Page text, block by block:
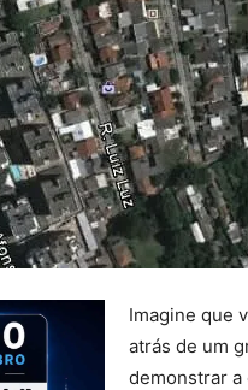
Imagine que
atrás de um
demonstrar a